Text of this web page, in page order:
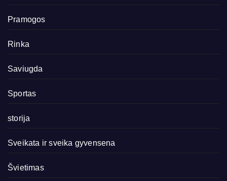
Pramogos
Rinka
Saviugda
Sportas
storija
Sveikata ir sveika gyvensena
Švietimas